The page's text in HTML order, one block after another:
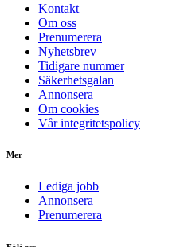
Kontakt
Om oss
Prenumerera
Nyhetsbrev
Tidigare nummer
Säkerhetsgalan
Annonsera
Om cookies
Vår integritetspolicy
Mer
Lediga jobb
Annonsera
Prenumerera